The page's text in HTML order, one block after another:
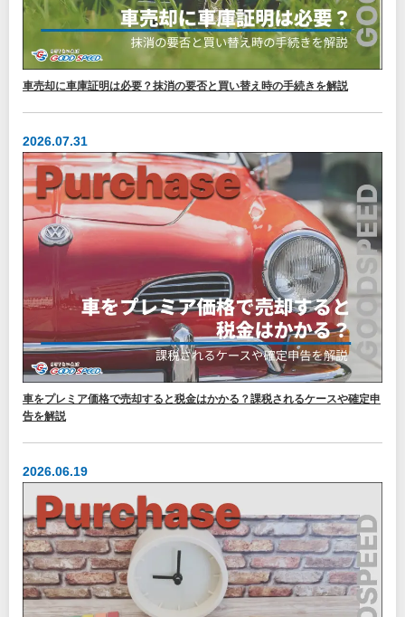
車売却に車庫証明は必要？抹消の要否と買い替え時の手続きを解説
2026.07.31
車をプレミア価格で売却すると税金はかかる？課税されるケースや確定申
告を解説
2026.06.19